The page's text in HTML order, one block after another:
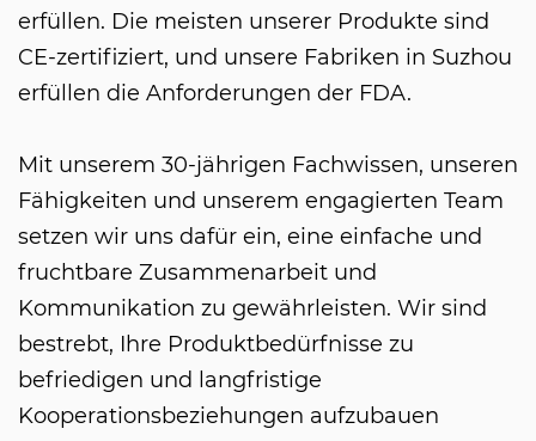
erfüllen. Die meisten unserer Produkte sind
CE-zertifiziert, und unsere Fabriken in Suzhou
erfüllen die Anforderungen der FDA.
Mit unserem 30-jährigen Fachwissen, unseren
Fähigkeiten und unserem engagierten Team
setzen wir uns dafür ein, eine einfache und
fruchtbare Zusammenarbeit und
Kommunikation zu gewährleisten. Wir sind
bestrebt, Ihre Produktbedürfnisse zu
befriedigen und langfristige
Kooperationsbeziehungen aufzubauen